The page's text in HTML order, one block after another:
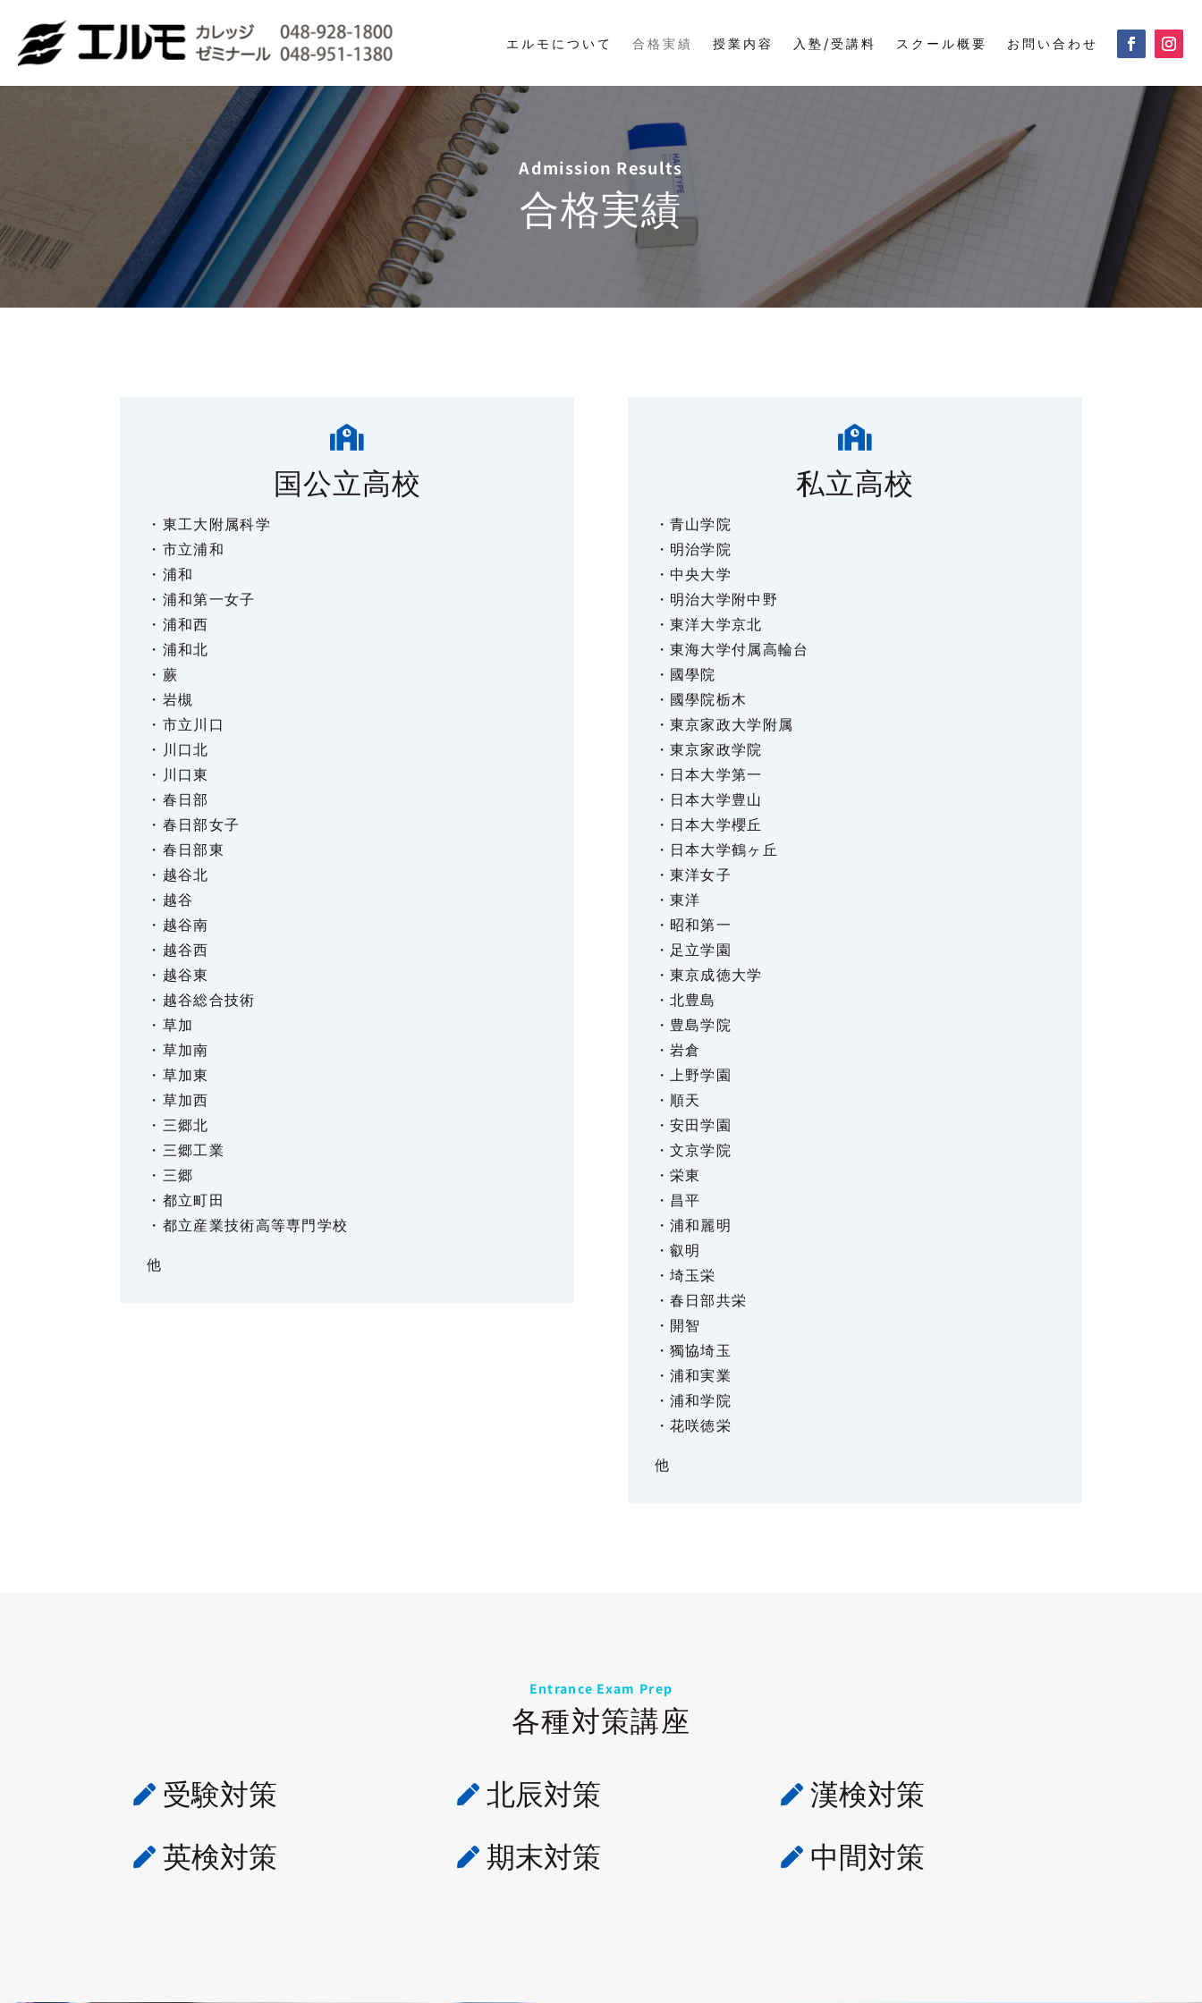
エルモについて 合格実績 授業内容 入塾/受講料 スクール概要 お問い合わせ
Admission Results
合格実績

国公立高校
・東工大附属科学
・市立浦和
・浦和
・浦和第一女子
・浦和西
・浦和北
・蕨
・岩槻
・市立川口
・川口北
・川口東
・春日部
・春日部女子
・春日部東
・越谷北
・越谷
・越谷南
・越谷西
・越谷東
・越谷総合技術
・草加
・草加南
・草加東
・草加西
・三郷北
・三郷工業
・三郷
・都立町田
・都立産業技術高等専門学校
他

私立高校
・青山学院
・明治学院
・中央大学
・明治大学附中野
・東洋大学京北
・東海大学付属高輪台
・國學院
・國學院栃木
・東京家政大学附属
・東京家政学院
・日本大学第一
・日本大学豊山
・日本大学櫻丘
・日本大学鶴ヶ丘
・東洋女子
・東洋
・昭和第一
・足立学園
・東京成徳大学
・北豊島
・豊島学院
・岩倉
・上野学園
・順天
・安田学園
・文京学院
・栄東
・昌平
・浦和麗明
・叡明
・埼玉栄
・春日部共栄
・開智
・獨協埼玉
・浦和実業
・浦和学院
・花咲徳栄
他
Entrance Exam Prep
各種対策講座
 受験対策  北辰対策  漢検対策
 英検対策  期末対策  中間対策